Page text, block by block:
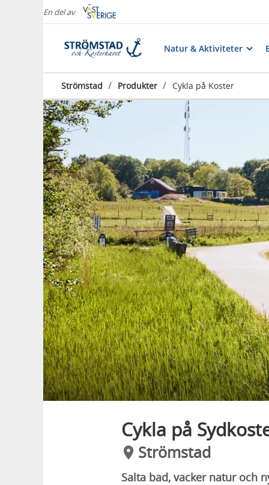
En del av
Natur & Aktiviteter
Strömstad / Produkter / Cykla på Koster
Cykla på
Strömstad
Salta bad, vacker natur och